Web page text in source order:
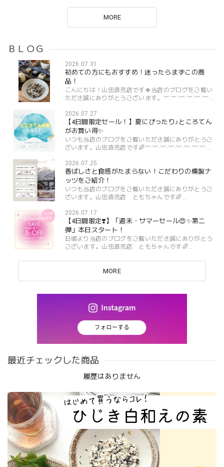
ＢＬＯＧ
2026.07.31
初めての方にもおすすめ！迷ったらまずこの商
品！
こんにちは！山忠直売店です🍀当店のブログをご覧い
ただき誠にありがとうございます。︶·︶·︶·︶·︶·︶·︶
いいの？」「まずは何を試してみよう？」と迷われ...
2026.07.27
【4日間限定セール！】夏にぴったり♪ところてん
がお買い得✨
いつも当店のブログをご覧いただき誠にありがとうご
ざいます。山忠直売店です🌈︶·︶·︶·︶·︶·︶·︶·︶·︶
が恋しくなりませんか☺️暑さで食欲が落ちがちな夏
で...
2026.07.25
香ばしさと食感がたまらない！こだわりの燻製ナ
ッツをご紹介！
いつも当店のブログをご覧いただき誠にありがとうご
ざいます。山忠直売店 ともちゃんです🌈
役としたスイーツが人気を集めているのはご存じです
か？実は！ナッツスイーツの...
2026.07.17
【4日間限定❣️】「週末・サマーセール😍✨第二
弾」本日スタート！
日頃より当店のブログをご覧いただき誠にありがとう
ございます。山忠直売店 ともちゃんです🌈
翼カレーが5%OFFになる「週末・サマーセール😍✨第
二弾」がスタート！夏とい...
MORE
MORE
最近チェックした商品
履歴はありません